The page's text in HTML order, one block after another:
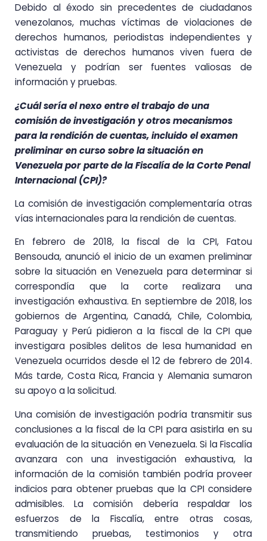
Debido al éxodo sin precedentes de ciudadanos
venezolanos, muchas víctimas de violaciones de
derechos humanos, periodistas independientes y
activistas de derechos humanos viven fuera de
Venezuela y podrían ser fuentes valiosas de
información y pruebas.
¿Cuál sería el nexo entre el trabajo de una
comisión de investigación y otros mecanismos
para la rendición de cuentas, incluido el examen
preliminar en curso sobre la situación en
Venezuela por parte de la Fiscalía de la Corte Penal
Internacional (CPI)?
La comisión de investigación complementaría otras
vías internacionales para la rendición de cuentas.
En febrero de 2018, la fiscal de la CPI, Fatou
Bensouda, anunció el inicio de un examen preliminar
sobre la situación en Venezuela para determinar si
correspondía que la corte realizara una
investigación exhaustiva. En septiembre de 2018, los
gobiernos de Argentina, Canadá, Chile, Colombia,
Paraguay y Perú pidieron a la fiscal de la CPI que
investigara posibles delitos de lesa humanidad en
Venezuela ocurridos desde el 12 de febrero de 2014.
Más tarde, Costa Rica, Francia y Alemania sumaron
su apoyo a la solicitud.
Una comisión de investigación podría transmitir sus
conclusiones a la fiscal de la CPI para asistirla en su
evaluación de la situación en Venezuela. Si la Fiscalía
avanzara con una investigación exhaustiva, la
información de la comisión también podría proveer
indicios para obtener pruebas que la CPI considere
admisibles. La comisión debería respaldar los
esfuerzos de la Fiscalía, entre otras cosas,
transmitiendo pruebas, testimonios y otra